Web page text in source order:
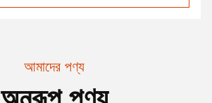
আমাদের পণ্য